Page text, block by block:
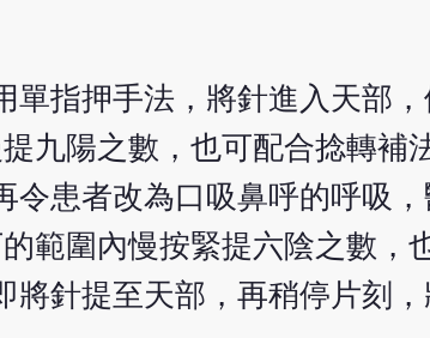
指押手法，將針進入天部，
九陽之數，也可配合捻轉補
令患者改為口吸鼻呼的呼吸
範圍內慢按緊提六陰之數，
針提至天部，再稍停片刻，